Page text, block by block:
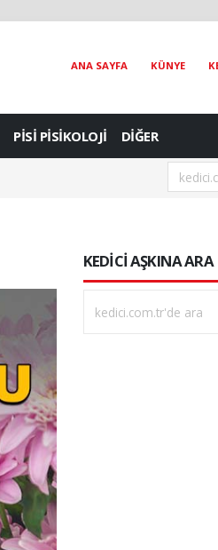
ANA SAYFA KÜNYE
PİSİ PİSİKOLOJİ DİĞER
KEDİCİ AŞKINA ARA